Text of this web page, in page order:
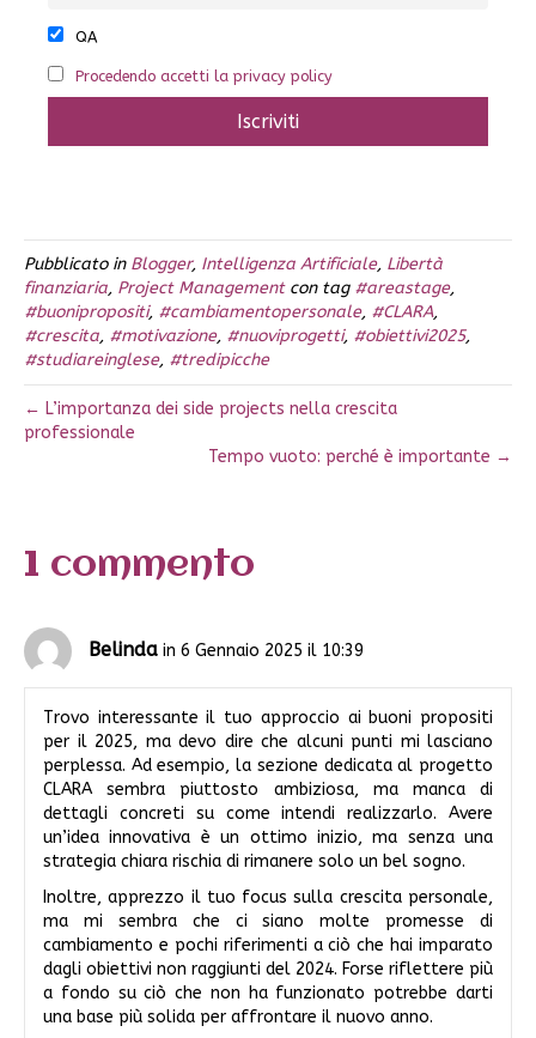
QA
Procedendo accetti la privacy policy
Pubblicato in Blogger, Intelligenza Artificiale, Libertà
finanziaria, Project Managementcon tag #areastage,
#buonipropositi, #cambiamentopersonale, #CLARA,
#crescita, #motivazione, #nuoviprogetti, #obiettivi2025,
#studiareinglese, #tredipicche
← L’importanza dei side projects nella crescita
professionale
Tempo vuoto: perché è importante →
1 commento
Belinda in 6 Gennaio 2025 il 10:39
Trovo interessante il tuo approccio ai buoni propositi
per il 2025, ma devo dire che alcuni punti mi lasciano
perplessa. Ad esempio, la sezione dedicata al progetto
CLARA sembra piuttosto ambiziosa, ma manca di
dettagli concreti su come intendi realizzarlo. Avere
un’idea innovativa è un ottimo inizio, ma senza una
strategia chiara rischia di rimanere solo un bel sogno.
Inoltre, apprezzo il tuo focus sulla crescita personale,
ma mi sembra che ci siano molte promesse di
cambiamento e pochi riferimenti a ciò che hai imparato
dagli obiettivi non raggiunti del 2024. Forse riflettere più
a fondo su ciò che non ha funzionato potrebbe darti
una base più solida per affrontare il nuovo anno.